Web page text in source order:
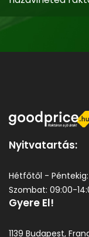
Nyitvatartás:
Hétfőtől -
Szombat: 09:00-
Gyere El!
1139 Budapest,